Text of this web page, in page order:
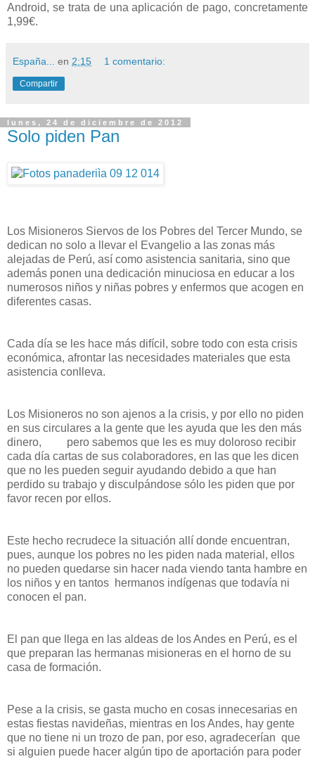
Android, se trata de una aplicación de pago, concretamente
1,99€.
España... en 2:15 1 comentario:
Compartir
lunes, 24 de diciembre de 2012
Solo piden Pan
Los Misioneros Siervos de los Pobres del Tercer Mundo, se
dedican no solo a llevar el Evangelio a las zonas más
alejadas de Perú, así como asistencia sanitaria, sino que
además ponen una dedicación minuciosa en educar a los
numerosos niños y niñas pobres y enfermos que acogen en
diferentes casas.
Cada día se les hace más difícil, sobre todo con esta crisis
económica, afrontar las necesidades materiales que esta
asistencia conlleva.
Los Misioneros no son ajenos a la crisis, y por ello no piden
en sus circulares a la gente que les ayuda que les den más
dinero, pero sabemos que les es muy doloroso recibir
cada día cartas de sus colaboradores, en las que les dicen
que no les pueden seguir ayudando debido a que han
perdido su trabajo y disculpándose sólo les piden que por
favor recen por ellos.
Este hecho recrudece la situación allí donde encuentran,
pues, aunque los pobres no les piden nada material, ellos
no pueden quedarse sin hacer nada viendo tanta hambre en
los niños y en tantos hermanos indígenas que todavía ni
conocen el pan.
El pan que llega en las aldeas de los Andes en Perú, es el
que preparan las hermanas misioneras en el horno de su
casa de formación.
Pese a la crisis, se gasta mucho en cosas innecesarias en
estas fiestas navideñas, mientras en los Andes, hay gente
que no tiene ni un trozo de pan, por eso, agradecerían que
si alguien puede hacer algún tipo de aportación para poder